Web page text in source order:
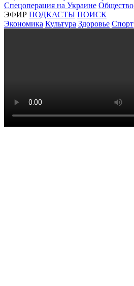
Спецоперация на Украине Общество
ЭФИР ПОДКАСТЫ ПОИСК
Экономика Культура Здоровье Спорт